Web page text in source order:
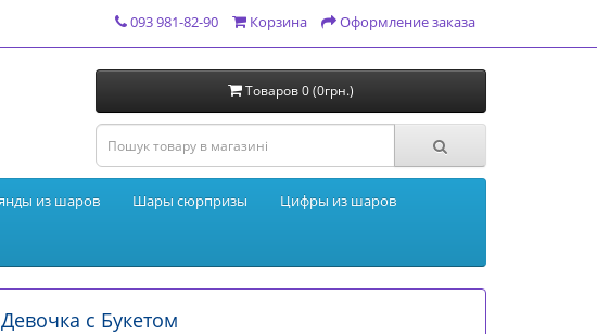
093 981-82-90 Корзина Оформление заказа
Товаров 0 (0грн.)
из шаров Шары сюрпризы Цифры из шаров
с Букетом